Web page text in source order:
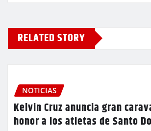
RELATED STORY
NOTICIAS
Kelvin Cruz anuncia gran
honor a los atletas de Santo